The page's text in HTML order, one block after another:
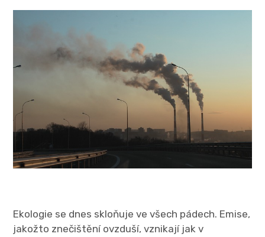
Ekologie se dnes skloňuje ve všech pádech. Emise,
jakožto znečištění ovzduší, vznikají jak v